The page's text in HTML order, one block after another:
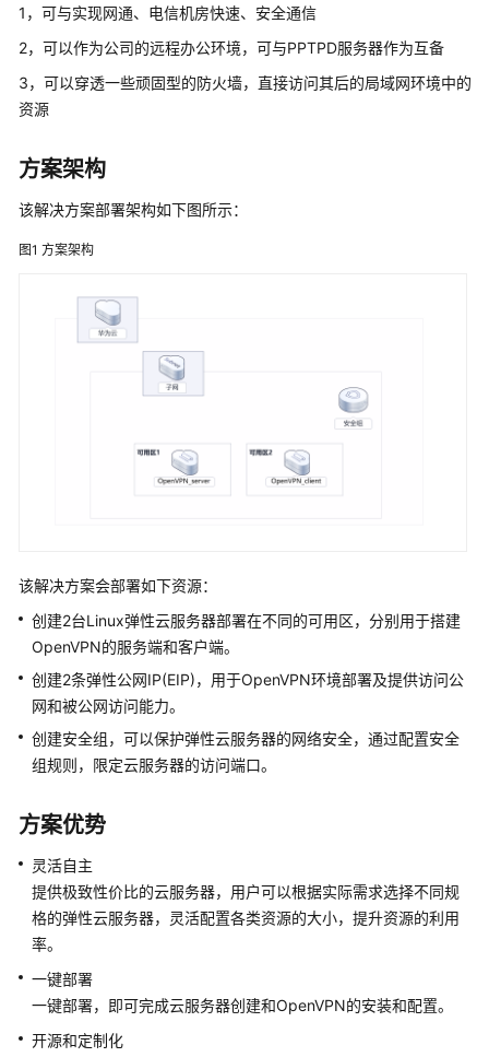
速
球
数
传
输
加
据
库
上
云
应
用
容
化
上
云
Linux
服
器
迁
移
1，可与实现网通、电信机房快速、安全通信
2，可以作为公司的远程办公环境，可与PPTPD服务器作为互备
3，可以穿透一些顽固型的防火墙，直接访问其后的局域网环境中的
资源
方案架构
该解决方案部署架构如下图所示：
图1 方案架构
该解决方案会部署如下资源：
创建2台Linux弹性云服务器部署在不同的可用区，分别用于搭建
OpenVPN的服务端和客户端。
创建2条弹性公网IP(EIP)，用于OpenVPN环境部署及提供访问公
网和被公网访问能力。
创建安全组，可以保护弹性云服务器的网络安全，通过配置安全
组规则，限定云服务器的访问端口。
方案优势
灵活自主
提供极致性价比的云服务器，用户可以根据实际需求选择不同规
格的弹性云服务器，灵活配置各类资源的大小，提升资源的利用
率。
一键部署
一键部署，即可完成云服务器创建和OpenVPN的安装和配置。
开源和定制化